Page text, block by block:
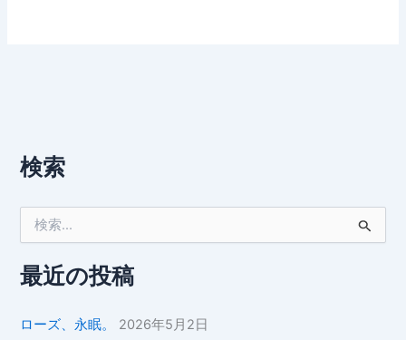
検索
象
:最近の投稿
ローズ、永眠。
2026年5月2日